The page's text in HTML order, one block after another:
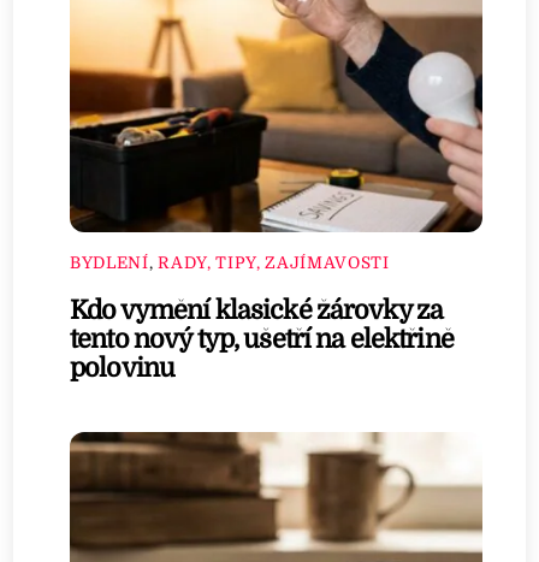
BYDLENÍ,RADY, TIPY, ZAJÍMAVOSTI
Kdo vymění klasické žárovky za
tento nový typ, ušetří na elektřině
polovinu